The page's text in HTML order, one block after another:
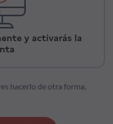
y activarás la
hacerlo de otra forma,